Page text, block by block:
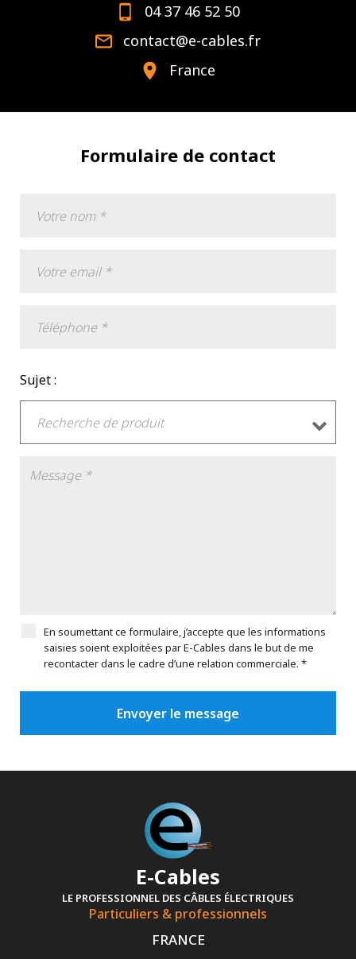
04 37 46 52 50
contact@e-cables.fr
France
Formulaire de contact
Sujet :
En soumettant ce formulaire, j’accepte que les informations
saisies soient exploitées par E-Cables dans le but de me
recontacter dans le cadre d’une relation commerciale. *
E-Cables
LE PROFESSIONNEL DES CÂBLES ÉLECTRIQUES
Particuliers & professionnels
FRANCE